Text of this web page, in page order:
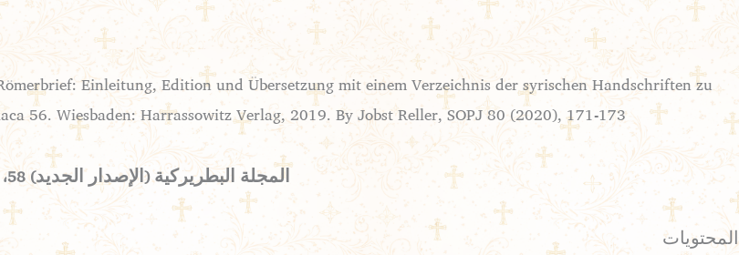
Einleitung, Edition und Übersetzung mit einem Verzeichnis der syrischen Handschriften zu
56. Wiesbaden: Harrassowitz Verlag, 2019. By Jobst Reller, SOPJ 80 (2020), 171-173
المجلة البطريركية (الإصدار الجديد) 58، 2020
المحتويات